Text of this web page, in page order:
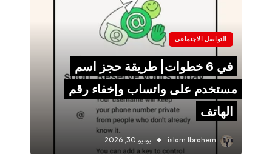
التواصل الاجتماعي
في 6 خطوات| طريقة حجز اسم
مستخدم على واتساب وإخفاء رقم
الهاتف
islam Ibrahem يونيو 30, 2026